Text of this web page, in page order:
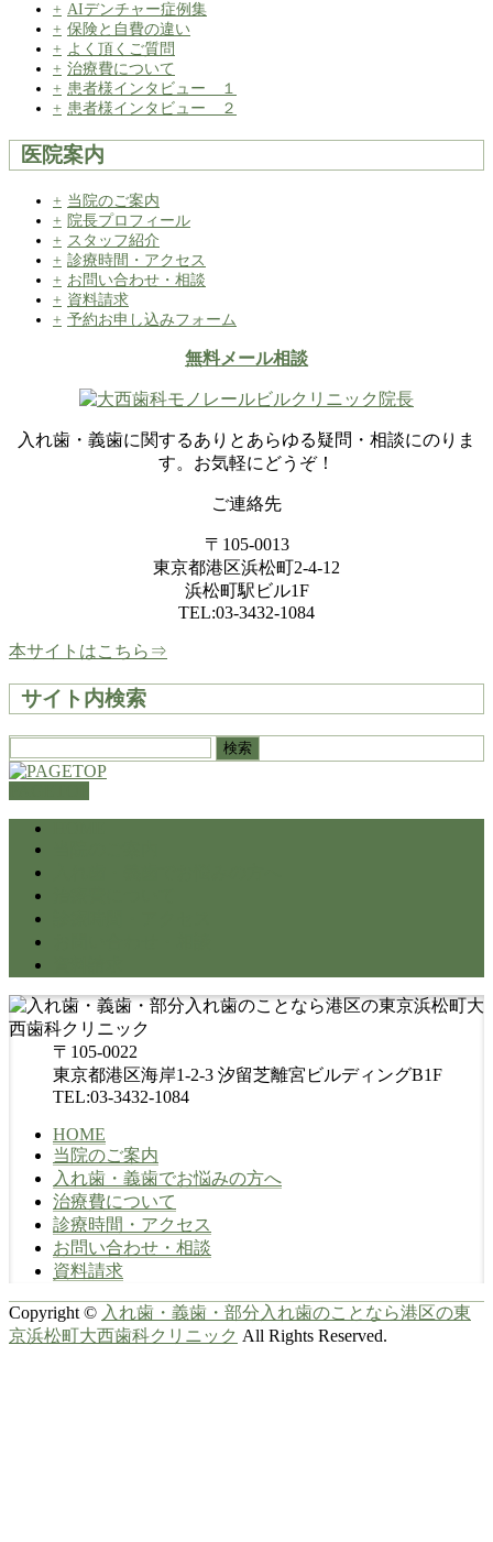
AIデンチャー症例集
保険と自費の違い
よく頂くご質問
治療費について
患者様インタビュー １
患者様インタビュー ２
医院案内
当院のご案内
院長プロフィール
スタッフ紹介
診療時間・アクセス
お問い合わせ・相談
資料請求
予約お申し込みフォーム
無料メール相談
入れ歯・義歯に関するありとあらゆる疑問・相談にのりま
す。お気軽にどうぞ！
ご連絡先
〒105-0013
東京都港区浜松町2-4-12
浜松町駅ビル1F
TEL:03-3432-1084
本サイトはこちら⇒
サイト内検索
索:
〒105-0022
東京都港区海岸1-2-3 汐留芝離宮ビルディングB1F
TEL:03-3432-1084
HOME
当院のご案内
入れ歯・義歯でお悩みの方へ
治療費について
診療時間・アクセス
お問い合わせ・相談
資料請求
Copyright © 入れ歯・義歯・部分入れ歯のことなら港区の東
京浜松町大西歯科クリニック All Rights Reserved.